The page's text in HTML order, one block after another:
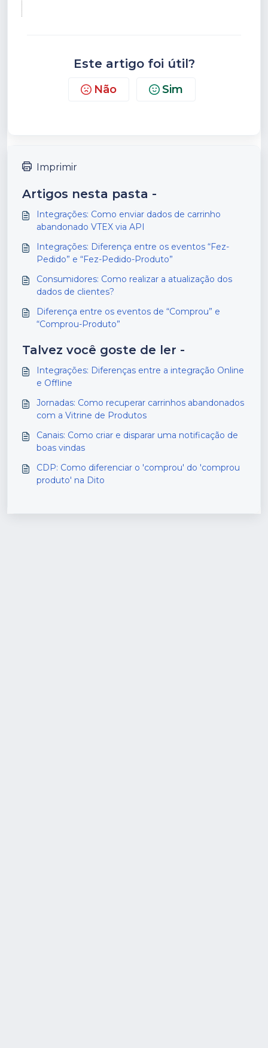
Este artigo foi útil?
Não Sim
Imprimir
Artigos nesta pasta -
Integrações: Como enviar dados de carrinho
abandonado VTEX via API
Integrações: Diferença entre os eventos “Fez-
Pedido” e “Fez-Pedido-Produto”
Consumidores: Como realizar a atualização dos
dados de clientes?
Diferença entre os eventos de “Comprou” e
“Comprou-Produto”
Talvez você goste de ler -
Integrações: Diferenças entre a integração Online
e Offline
Jornadas: Como recuperar carrinhos abandonados
com a Vitrine de Produtos
Canais: Como criar e disparar uma notificação de
boas vindas
CDP: Como diferenciar o 'comprou' do 'comprou
produto' na Dito